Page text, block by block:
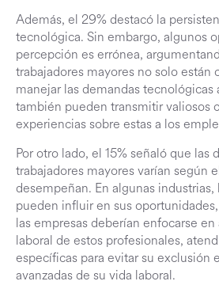
Además, el 29% destacó la
tecnológica. Sin embargo, algunos
percepción es errónea,
trabajadores mayores no solo están
manejar las demandas tecnológicas
también pueden transmitir valiosos
experiencias sobre estas a los
Por otro lado, el 15% señaló que las
trabajadores mayores varían según
desempeñan. En algunas
pueden influir en sus
las empresas deberían enfocarse en
laboral de estos profesionales,
específicas para evitar su exclusión
avanzadas de su vida laboral.